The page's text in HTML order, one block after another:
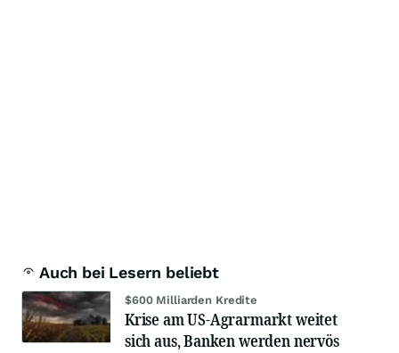
Auch bei Lesern beliebt
$600 Milliarden Kredite
Krise am US-Agrarmarkt weitet
sich aus, Banken werden nervös